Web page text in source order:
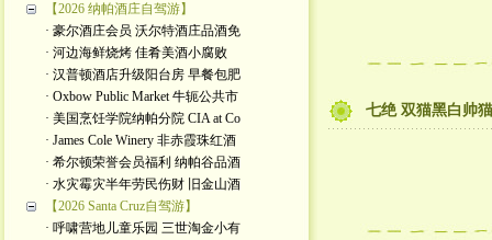
【2026 纳帕酒庄自驾游】
· 豪尔酒庄会员 沃尔特酒庄品酒免
· 河边海鲜烧烤 佳肴美酒小腐败
· 汉普顿酒店升级阳台房 早餐包肥
· Oxbow Public Market 牛轭公共市
· 美国烹饪学院纳帕分院 CIA at Co
· James Cole Winery 非赤霞珠红酒
· 希尔顿荣誉会员福利 纳帕谷品酒
· 水灾霉灾半年劳民伤财 旧金山酒
【2026 Santa Cruz自驾游】
· 呼啸营地儿童乐园 三世淘金小有
七绝 双猫黑白帅